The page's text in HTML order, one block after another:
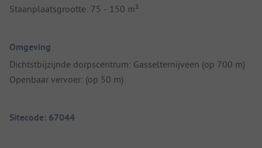
Staanplaatsgrootte: 75 - 150 m²
Omgeving
Dichtstbijzijnde dorpscentrum: Gasselternijveen (op 700 m)
Openbaar vervoer: (op 50 m)
Sitecode: 67044